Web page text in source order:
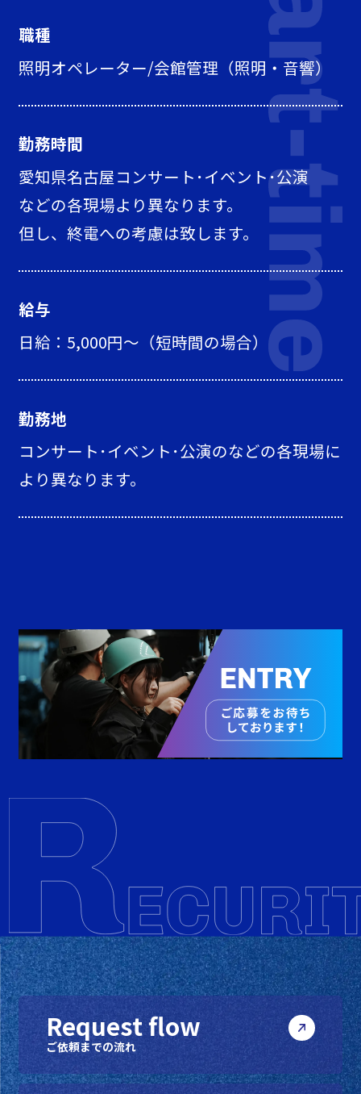
職種
照明オペレーター/会館管理（照明・音響）
勤務時間
愛知県名古屋コンサート･イベント･公演
などの各現場より異なります。
但し、終電への考慮は致します。
給与
日給：5,000円〜（短時間の場合）
勤務地
コンサート･イベント･公演のなどの各現場に
より異なります。
Request flow
ご依頼までの流れ